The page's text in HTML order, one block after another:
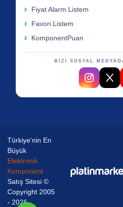
Fiyat Alarm Listem
Favori Listem
KomponentPuan
BİZİ SOSYAL
Türkiye'nin En
Büyük
Elektronik
Komponent
Satış Sitesi ©
Copyright 2005
- 2026